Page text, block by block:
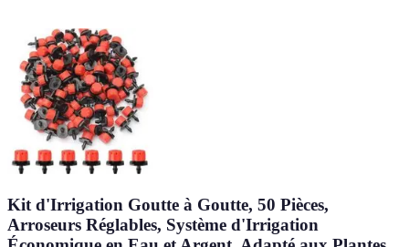
Kit d'Irrigation Goutte à Goutte, 50 Pièces,
Arroseurs Réglables, Système d'Irrigation